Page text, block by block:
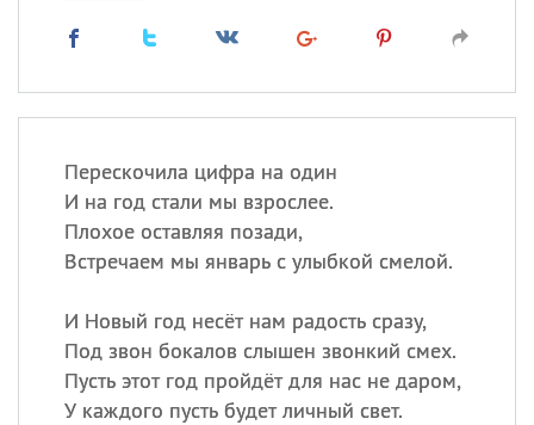
Перескочила цифра на один
И на год стали мы взрослее.
Плохое оставляя позади,
Встречаем мы январь с улыбкой смелой.
И Новый год несёт нам радость сразу,
Под звон бокалов слышен звонкий смех.
Пусть этот год пройдёт для нас не даром,
У каждого пусть будет личный свет.